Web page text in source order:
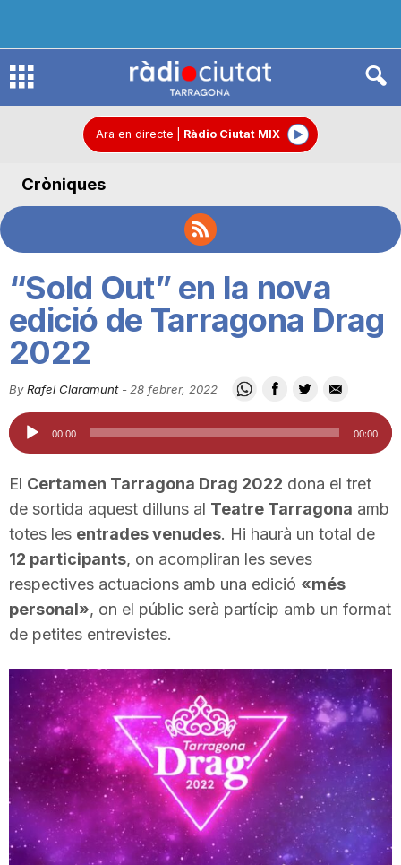
R
d
o
C
u
t
a
d
Ara en directe Ràdio Ciutat MIX
Cròniques
“Sold Out” en la nova
edició de Tarragona Drag
2022
By Rafel Claramunt- 28 febrer, 2022
Reproductor
d'àudio
00:00 00:00
El Certamen Tarragona Drag 2022 dona el tret
de sortida aquest dilluns al Teatre Tarragona amb
totes les entrades venudes. Hi haurà un total de
12 participants, on acompliran les seves
respectives actuacions amb una edició «més
personal», on el públic serà partícip amb un format
de petites entrevistes.